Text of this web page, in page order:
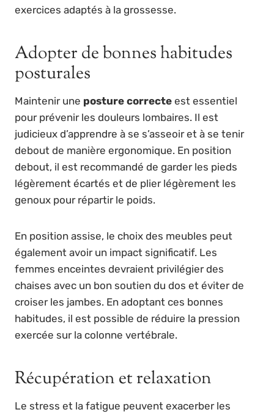
exercices adaptés à la grossesse.
Adopter de bonnes habitudes
posturales
Maintenir une posture correcte est essentiel
pour prévenir les douleurs lombaires. Il est
judicieux d’apprendre à se s’asseoir et à se tenir
debout de manière ergonomique. En position
debout, il est recommandé de garder les pieds
légèrement écartés et de plier légèrement les
genoux pour répartir le poids.
En position assise, le choix des meubles peut
également avoir un impact significatif. Les
femmes enceintes devraient privilégier des
chaises avec un bon soutien du dos et éviter de
croiser les jambes. En adoptant ces bonnes
habitudes, il est possible de réduire la pression
exercée sur la colonne vertébrale.
Récupération et relaxation
Le stress et la fatigue peuvent exacerber les